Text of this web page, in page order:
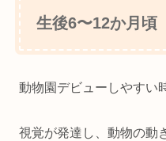
生後6〜12か月頃
動物園デビューしやすい
視覚が発達し、動物の動